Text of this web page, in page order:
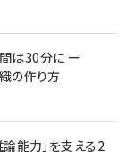
は30分に ー
の作り方
能力」を支える2